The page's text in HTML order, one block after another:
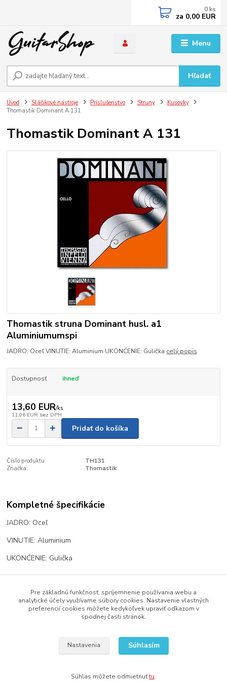
Menu
Hľadať
0 ks
za 0,00 EUR
Úvod Sláčikové nástroje Príslušenstvo Struny
Kusovky
Thomastik Dominant A 131
Thomastik Dominant A 131
Thomastik struna Dominant husl. a1
Aluminiumumspi
JADRO: Oceľ VINUTIE: Aluminium UKONĆENIE: Gulička celý popis
Dostupnosť ihneď
13,60 EUR/ks
11,06 EUR bez DPH
Pridať do košíka
Číslo produktu:
TH131
Značka:
Thomastik
Kompletné špecifikácie
JADRO: Oceľ
VINUTIE: Aluminium
UKONĆENIE: Gulička
Tovar zaradený v kategóriách
Struny
Pre základnú funkčnosť, spríjemnenie používania webu a
analytické účely využívame súbory cookies. Nastavenie vlastných
preferencií cookies môžete kedykoľvek upraviť odkazom v
spodnej časti stránok.
Nastavenia Súhlasím
Súhlas môžete odmietnuťtu.